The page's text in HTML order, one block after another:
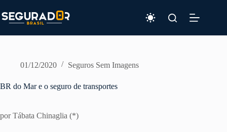
para
o
01/12/2020 Seguros Sem Imagens
BR do Mar e o seguro de transportes
por Tábata Chinaglia (*)